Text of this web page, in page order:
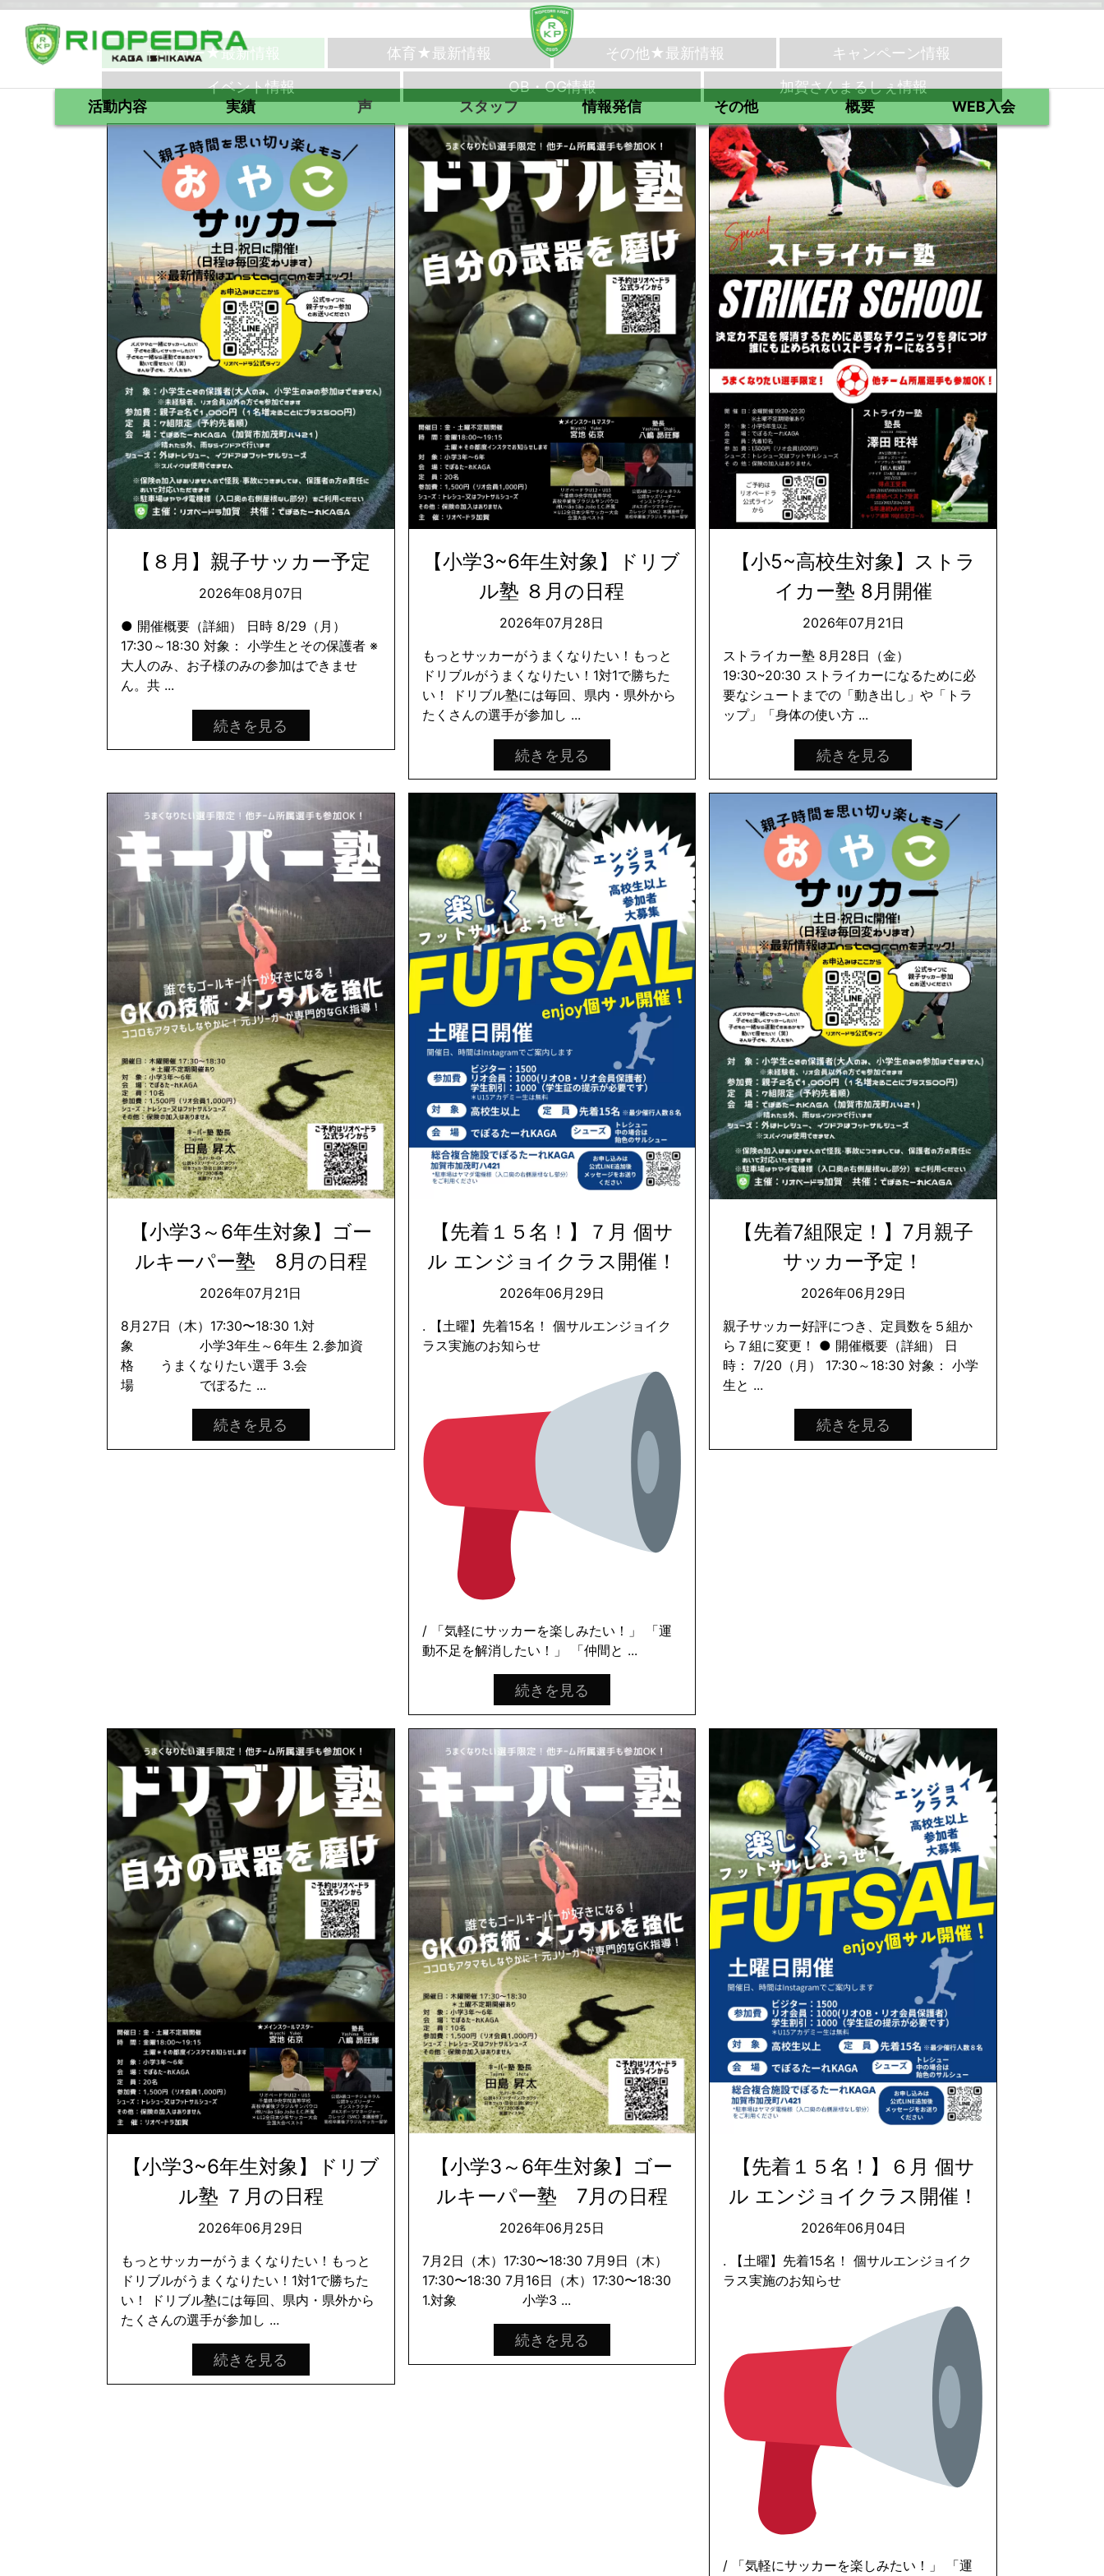
活動内容 実績 声 スタッフ 情報発信 その他 概要 WEB入会
サッカー★最新情報 体育★最新情報 その他★最新情報
キャンペーン情報
イベント情報
OB・OG情報 加賀さんまるしぇ情報
【８月】親子サッカー予定
2026年08月07日
● 開催概要（詳細） 日時 8/29（月）
17:30～18:30 対象： 小学生とその保護者 ※
大人のみ、お子様のみの参加はできませ
ん。共 ...
続きを見る
【小学3~6年生対象】ドリブ
ル塾 ８月の日程
2026年07月28日
もっとサッカーがうまくなりたい！もっと
ドリブルがうまくなりたい！1対1で勝ちた
い！ ドリブル塾には毎回、県内・県外から
たくさんの選手が参加し ...
続きを見る
【小5~高校生対象】ストラ
イカー塾 8月開催
2026年07月21日
ストライカー塾 8月28日（金）
19:30~20:30 ストライカーになるために必
要なシュートまでの「動き出し」や「トラ
ップ」「身体の使い方 ...
続きを見る
【小学3～6年生対象】ゴー
ルキーパー塾 8月の日程
2026年07月21日
8月27日（木）17:30〜18:30 1.対
象 小学3年生～6年生 2.参加資
格 うまくなりたい選手 3.会
場 でぽるた ...
続きを見る
【先着１５名！】７月 個サ
ル エンジョイクラス開催！
2026年06月29日
. 【土曜】先着15名！ 個サルエンジョイク
ラス実施のお知らせ
/ 「気軽にサッカーを楽しみたい！」 「運
動不足を解消したい！」 「仲間と ...
続きを見る
【先着7組限定！】7月親子
サッカー予定！
2026年06月29日
親子サッカー好評につき、定員数を５組か
ら７組に変更！ ● 開催概要（詳細） 日
時： 7/20（月） 17:30～18:30 対象： 小学
生と ...
続きを見る
【小学3~6年生対象】ドリブ
ル塾 ７月の日程
2026年06月29日
もっとサッカーがうまくなりたい！もっと
ドリブルがうまくなりたい！1対1で勝ちた
い！ ドリブル塾には毎回、県内・県外から
たくさんの選手が参加し ...
続きを見る
【小学3～6年生対象】ゴー
ルキーパー塾 7月の日程
2026年06月25日
7月2日（木）17:30〜18:30 7月9日（木）
17:30〜18:30 7月16日（木）17:30〜18:30
1.対象 小学3 ...
続きを見る
【先着１５名！】６月 個サ
ル エンジョイクラス開催！
2026年06月04日
. 【土曜】先着15名！ 個サルエンジョイク
ラス実施のお知らせ
/ 「気軽にサッカーを楽しみたい！」 「運